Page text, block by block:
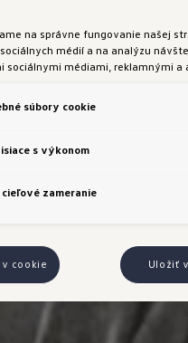
na správne fungovanie našej
médií a na analýzu
sociálnymi médiami, reklamnými
súbory cookie
s výkonom
zameranie
cookie Uložiť